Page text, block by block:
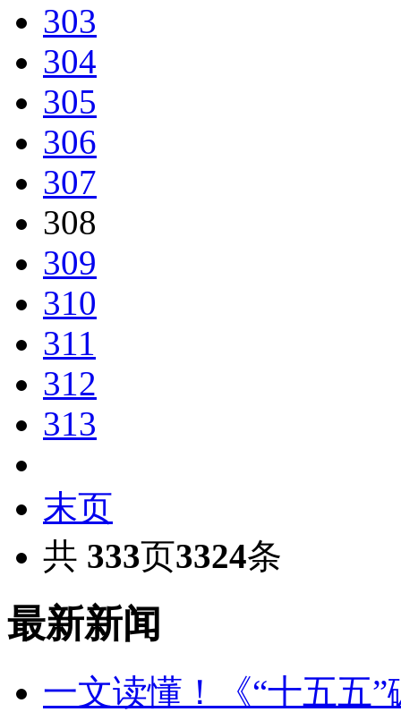
303
304
305
306
307
308
309
310
311
312
313
末页
共 333页3324条
最新新闻
一文读懂！《“十五五